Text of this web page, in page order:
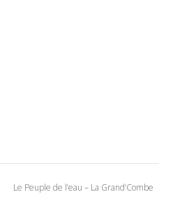
Le Peuple de l’eau – La Grand’Combe